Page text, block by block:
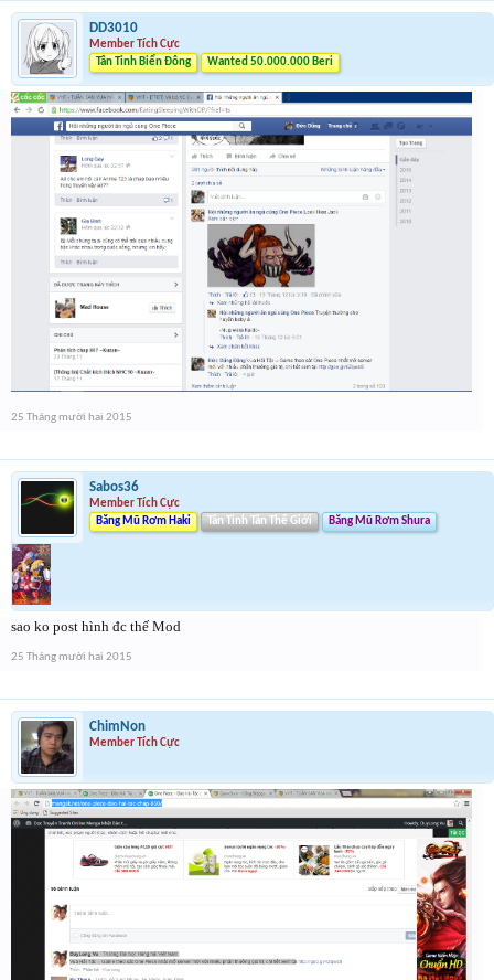
DD3010
Member Tích Cực
Tân Tinh Biển Đông
Wanted 50.000.000 Beri
25 Tháng mười hai 2015
Sabos36
Member Tích Cực
Băng Mũ Rơm Haki
Tân Tinh Tân Thế Giới Băng Mũ Rơm Shura
sao ko post hình đc thế Mod
25 Tháng mười hai 2015
ChimNon
Member Tích Cực